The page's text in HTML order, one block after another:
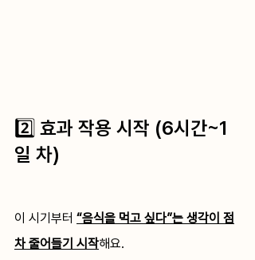
2️⃣ 효과 작용 시작 (6시간~1
일 차)
이 시기부터 “음식을 먹고 싶다”는 생각이 점
차 줄어들기 시작해요.